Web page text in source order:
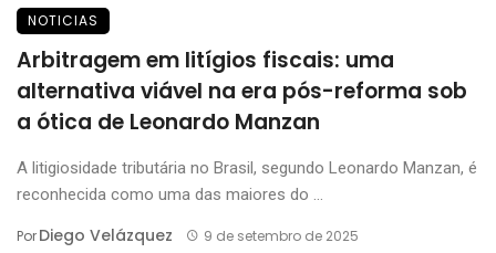
NOTICIAS
Arbitragem em litígios fiscais: uma
alternativa viável na era pós-reforma sob
a ótica de Leonardo Manzan
A litigiosidade tributária no Brasil, segundo Leonardo Manzan, é
reconhecida como uma das maiores do ...
PorDiego Velázquez 9 de setembro de 2025